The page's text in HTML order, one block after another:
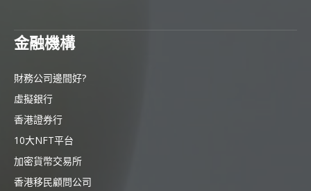
金融機構
財務公司邊間好?
虛擬銀行
香港證券行
10大NFT平台
加密貨幣交易所
香港移民顧問公司